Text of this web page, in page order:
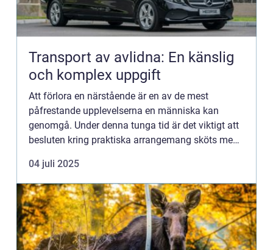
Transport av avlidna: En känslig
och komplex uppgift
Att förlora en närstående är en av de mest
påfrestande upplevelserna en människa kan
genomgå. Under denna tunga tid är det viktigt att
besluten kring praktiska arrangemang sköts med
04 juli 2025